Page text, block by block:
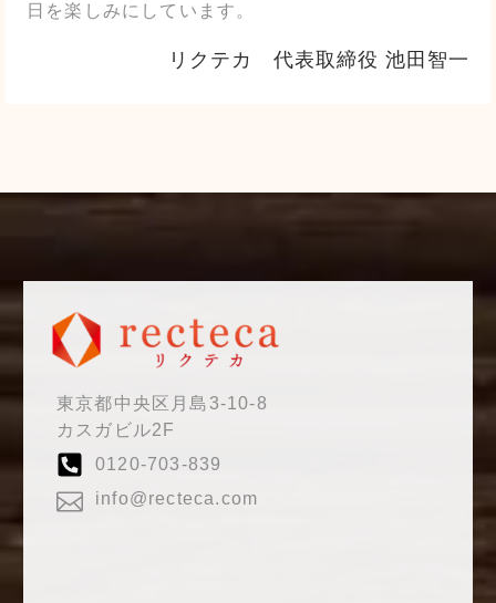
日を楽しみにしています。
リクテカ 代表取締役 池田智一
東京都中央区月島3-10-8
カスガビル2F
0120-703-839
info@recteca.com